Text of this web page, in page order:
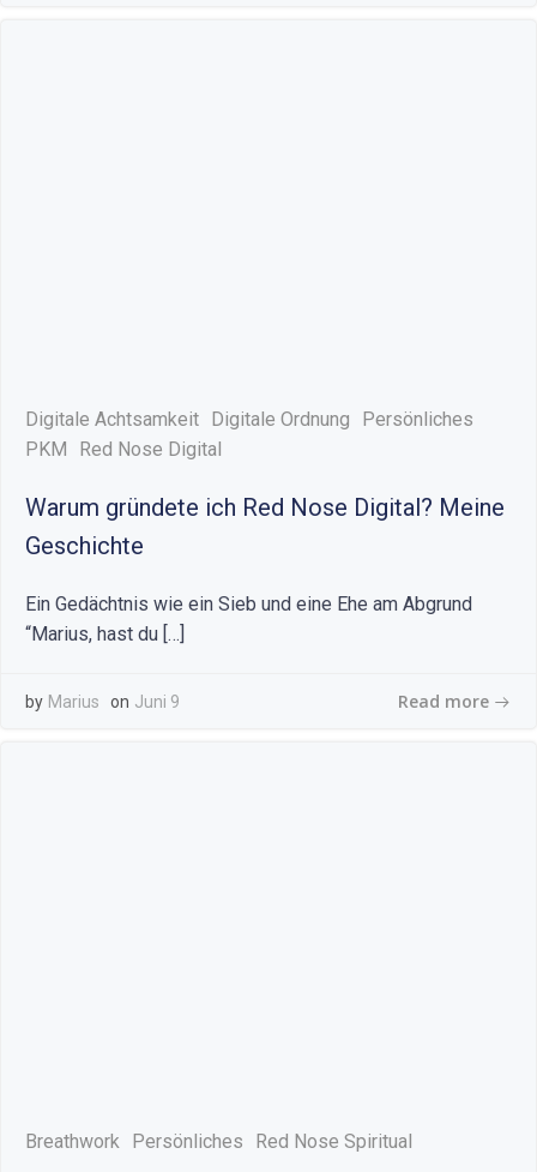
Digitale Achtsamkeit Digitale Ordnung
Persönliches
PKM
Red Nose Digital
Warum gründete ich Red Nose Digital? Meine
Geschichte
Ein Gedächtnis wie ein Sieb und eine Ehe am Abgrund
“Marius, hast du […]
by Marius on Juni 9 Read more
Breathwork Persönliches Red Nose Spiritual